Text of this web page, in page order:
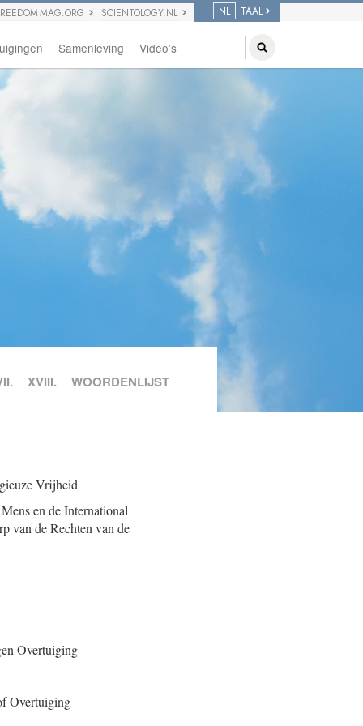
MAG.ORG SCIENTOLOGY.NL NL TAAL
Samenleving Video’s
XVIII. WOORDENLIJST
Vrijheid
en de International
van de Rechten van de
Overtuiging
Overtuiging